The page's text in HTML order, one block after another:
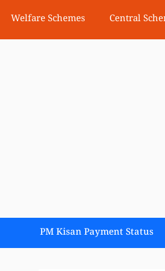
Welfare Schemes Central
PM Kisan Payment Status